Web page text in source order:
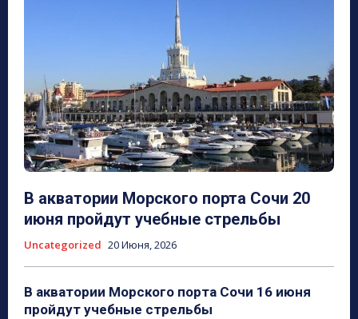
В акватории Морского порта Сочи 20
июня пройдут учебные стрельбы
Uncategorized 20 Июня, 2026
В акватории Морского порта Сочи 16 июня
пройдут учебные стрельбы